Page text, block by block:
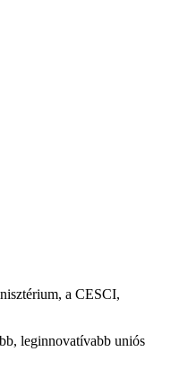
a CESCI,
leginnovatívabb uniós